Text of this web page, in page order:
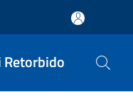
Retorbido